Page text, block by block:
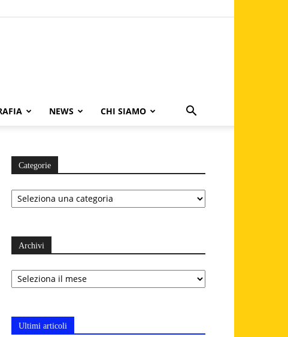
NEWS CHI SIAMO
Categorie
Categorie
Archivi
Archivi
Ultimi articoli